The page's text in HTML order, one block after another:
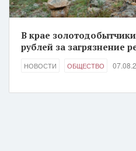
В крае
рублей за загрязнение
НОВОСТИ ОБЩЕСТВО